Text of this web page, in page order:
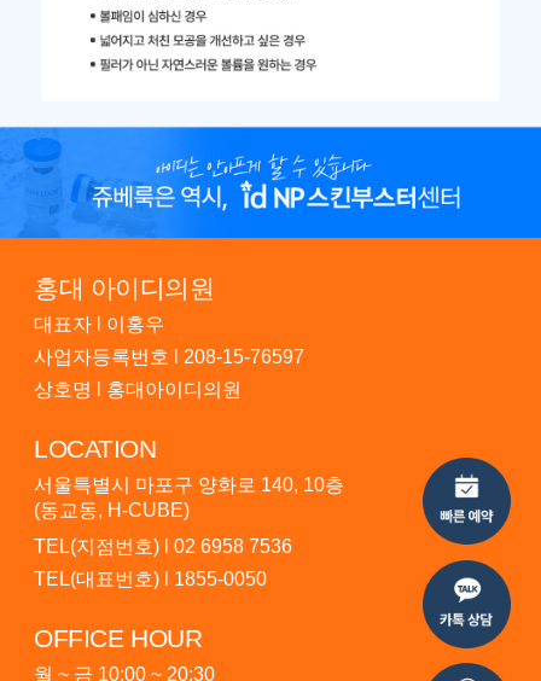
홍대 아이디의원
대표자 l 이홍우
사업자등록번호 l 208-15-76597
상호명 l 홍대아이디의원
LOCATION
서울특별시 마포구 양화로 140, 10층
(동교동, H-CUBE)
TEL(지점번호) l 02 6958 7536
TEL(대표번호) l 1855-0050
OFFICE HOUR
월 ~ 금 10:00 ~ 20:30